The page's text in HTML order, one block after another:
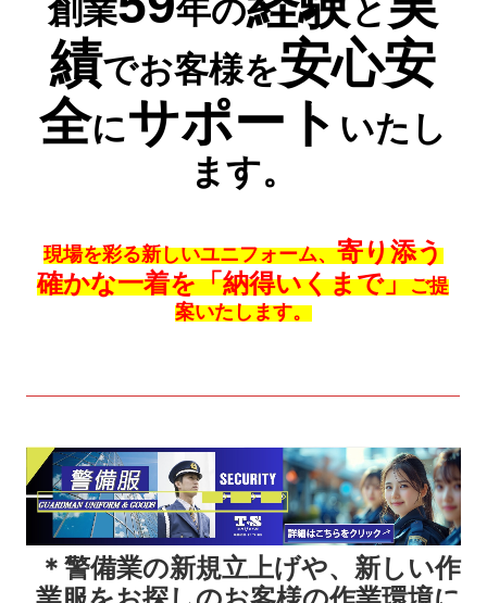
創業 年の と
績でお客様を安心安
全にサポート いたし
ます。
現場を彩る新しいユニフォーム、寄り添う
確かな一着を「納得いくまで」ご提
案いたします。
＊ 警備業の新規立上げや、新しい作